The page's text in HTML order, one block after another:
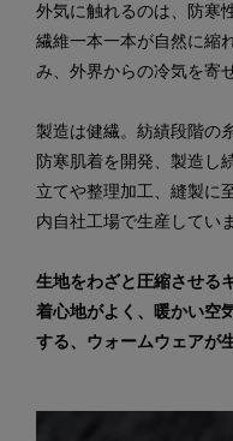
外気に触れるのは、防寒
繊維一本一本が自然に縮
み、外界からの冷気を寄
製造は健繊。紡績段階の
防寒肌着を開発、製造し
立てや整理加工、縫製に
内自社工場で生産してい
生地をわざと圧縮させる
着心地がよく、暖かい空
する、ウォームウェアが